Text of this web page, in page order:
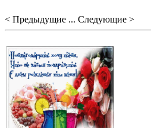
< Предыдущие ... Следующие >